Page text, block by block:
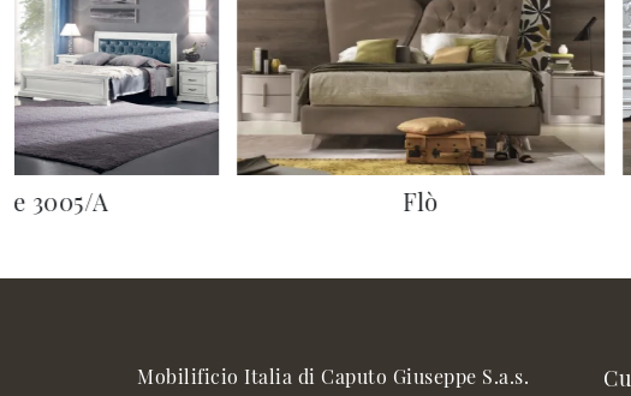
3005/A Flò
Mobilificio Italia di Caputo Giuseppe S.a.s.